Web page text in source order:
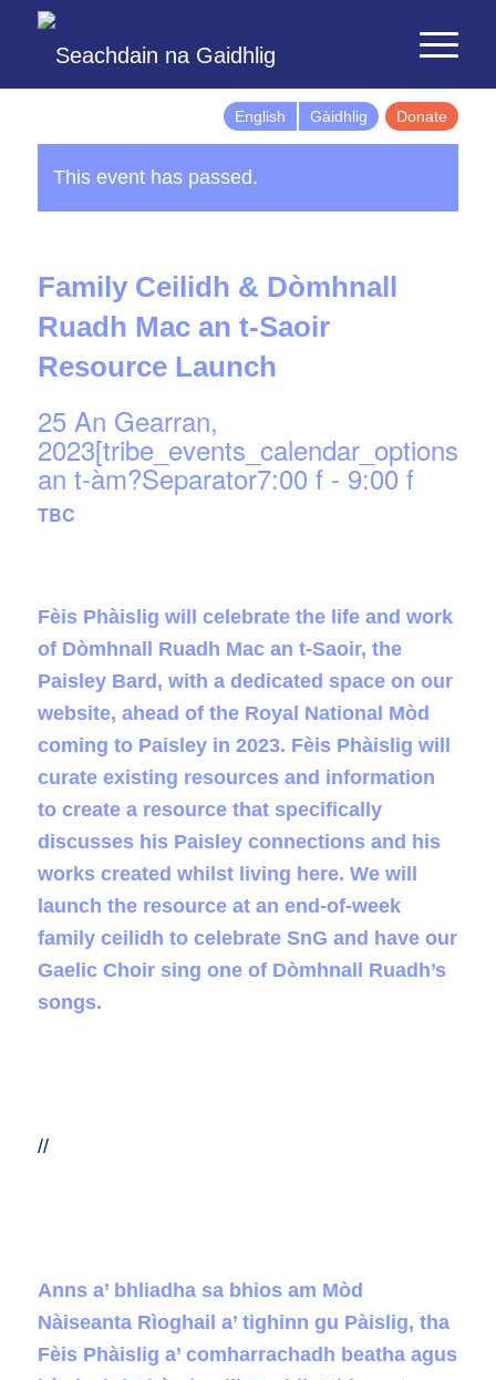
English Gàidhlig Donate
This event has passed.
Family Ceilidh & Dòmhnall
Ruadh Mac an t-Saoir
Resource Launch
25 An Gearran,
an t-àm?Separator7:00 f - 9:00 f
TBC
Fèis Phàislig will celebrate the life and work
of Dòmhnall Ruadh Mac an t-Saoir, the
Paisley Bard, with a dedicated space on our
website, ahead of the Royal National Mòd
coming to Paisley in 2023. Fèis Phàislig will
curate existing resources and information
to create a resource that specifically
discusses his Paisley connections and his
works created whilst living here. We will
launch the resource at an end-of-week
family ceilidh to celebrate SnG and have our
Gaelic Choir sing one of Dòmhnall Ruadh’s
songs.
//
Anns a’ bhliadha sa bhios am Mòd
Nàiseanta Rìoghail a’ tighinn gu Pàislig, tha
Fèis Phàislig a’ comharrachadh beatha agus